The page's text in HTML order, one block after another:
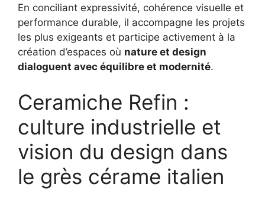
En conciliant expressivité, cohérence visuelle et
performance durable, il accompagne les projets
les plus exigeants et participe activement à la
création d’espaces où nature et design
dialoguent avec équilibre et modernité.
Ceramiche Refin :
culture industrielle et
vision du design dans
le grès cérame italien